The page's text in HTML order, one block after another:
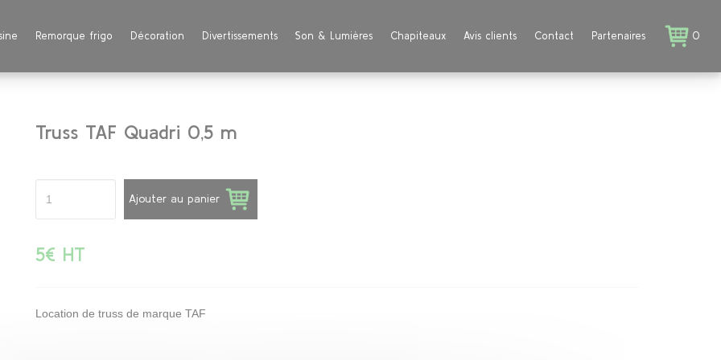
Remorque frigo Décoration Divertissements Son & Lumières Chapiteaux Avis clients Contact Partenaires 0
Truss TAF Quadri 0,5 m
Ajouter au panier
5€ HT
Location de truss de marque TAF